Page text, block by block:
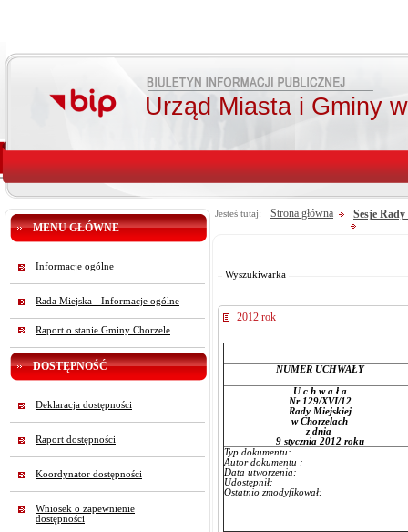
Urząd Miasta i Gminy
MENU GŁÓWNE
Informacje ogólne
Rada Miejska - Informacje ogólne
Raport o stanie Gminy Chorzele
DOSTĘPNOŚĆ
Deklaracja dostępności
Raport dostępności
Koordynator dostępności
Wniosek o zapewnienie
dostępności
Jesteś tutaj: Strona główna Sesje
Wyszukiwarka
2012 rok
NUMER UCHWAŁY
U c h w a ł a
Nr 129/XVI/12
Rady Miejskiej
w Chorzelach
z dnia
9 stycznia 2012 roku
Typ dokumentu:
Autor dokumentu :
Data utworzenia:
Udostępnił:
Ostatnio zmodyfikował: